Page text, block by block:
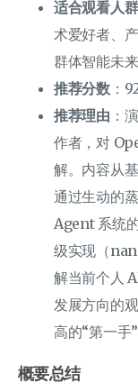
适合观看人群
术爱好者、
群体智能未
推荐分数：
推荐理由 ：
作者，对
解。内容从
通过生动的
Agent 系统
级实现（
解当前个人
发展方向的
高的“第一手”
概要总结